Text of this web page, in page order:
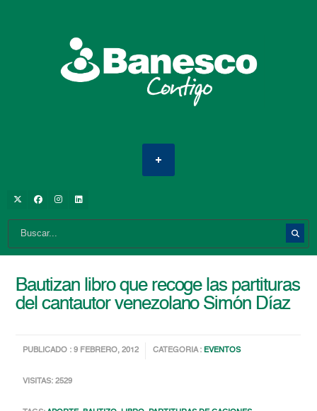
Bautizan libro que recoge las partituras
del cantautor venezolano Simón Díaz
PUBLICADO : 9 FEBRERO, 2012 CATEGORIA : EVENTOS
VISITAS: 2529